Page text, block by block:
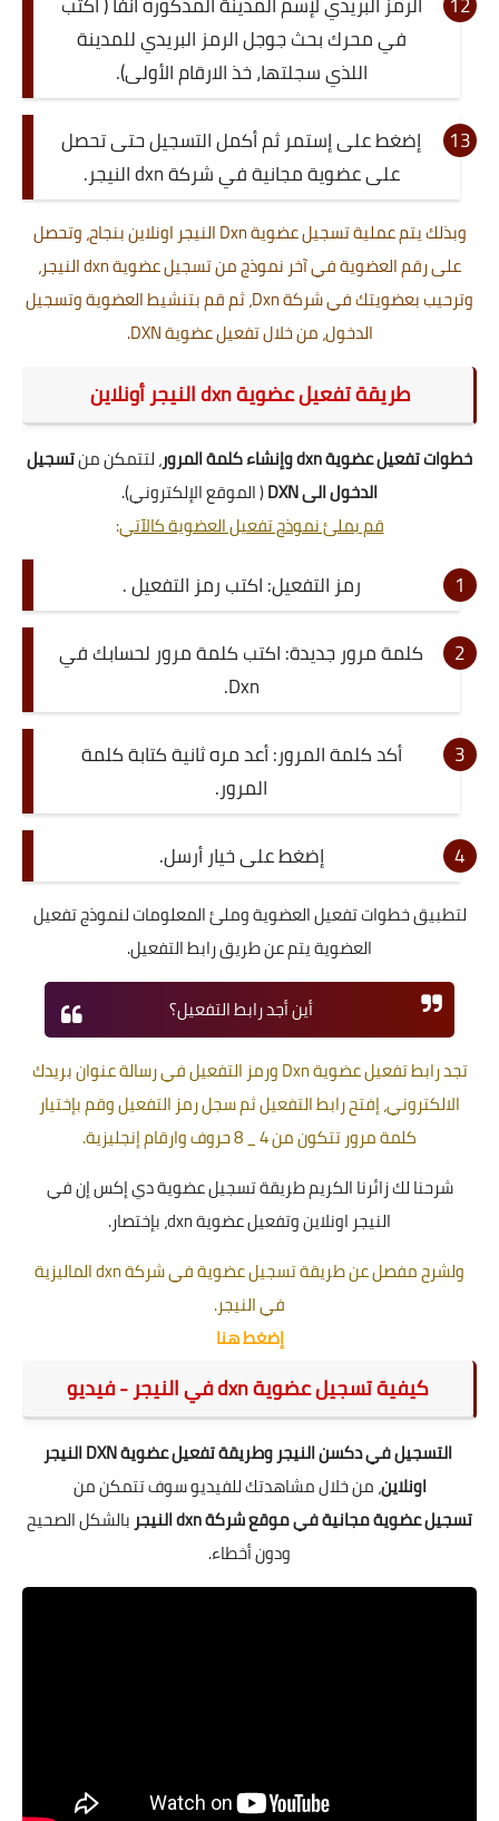
في محرك بحث جوجل الرمز البريدي للمدينة
اللذي سجلتها، خذ الارقام الأولى).
إضغط على إستمر ثم أكمل التسجيل حتى تحصل
على عضوية مجانية في شركة dxn النيجر.
وبذلك يتم عملية تسجيل عضوية Dxn النيجر اونلاين بنجاح، وتحصل
على رقم العضوية في آخر نموذج من تسجيل عضوية dxn النيجر،
وترحيب بعضويتك في شركة Dxn، ثم قم بتنشيط العضوية وتسجيل
الدخول، من خلال تفعيل عضوية DXN
.
طريقة تفعيل عضوية dxn النيجر أونلاين
خطوات تفعيل عضوية dxn وإنشاء كلمة المرور ، لتتمكن منتسجيل
الدخول الى DXN
( الموقع الإلكتروني).
قم بملئ نموذج تفعيل العضوية كالآتي:
رمز التفعيل: اكتب رمز التفعيل .
كلمة مرور جديدة: اكتب كلمة مرور لحسابك في
Dxn.
أكد كلمة المرور: أعد مره ثانية كتابة كلمة
المرور.
إضغط على خيار أرسل.
لتطبيق خطوات تفعيل العضوية وملئ المعلومات لنموذج تفعيل
العضوية يتم عن طريق رابط التفعيل.
أين أجد رابط التفعيل؟
تجد رابط تفعيل عضوية Dxn ورمز التفعيل في رسالة عنوان بريدك
الالكتروني، إفتح رابط التفعيل ثم سجل رمز التفعيل وقم بإختيار
كلمة مرور تتكون من 4 _ 8 حروف وارقام إنجليزية
.
شرحنا لك زائرنا الكريم طريقة تسجيل عضوية دي إكس إن في
النيجر اونلاين وتفعيل عضوية dxn، بإختصار.
ولشرح مفصل عن طريقة تسجيل عضوية في شركة dxn الماليزية
في النيجر.
إضغط هنا
كيفية تسجيل عضوية dxn في النيجر - فيديو
التسجيل في دكسن النيجر وطريقة تفعيل عضوية DXN النيجر
اونلاين، من خلال مشاهدتك للفيديو سوف تتمكن من
تسجيل عضوية مجانية في موقع شركة dxn النيجر
بالشكل الصحيح
ودون أخطاء.